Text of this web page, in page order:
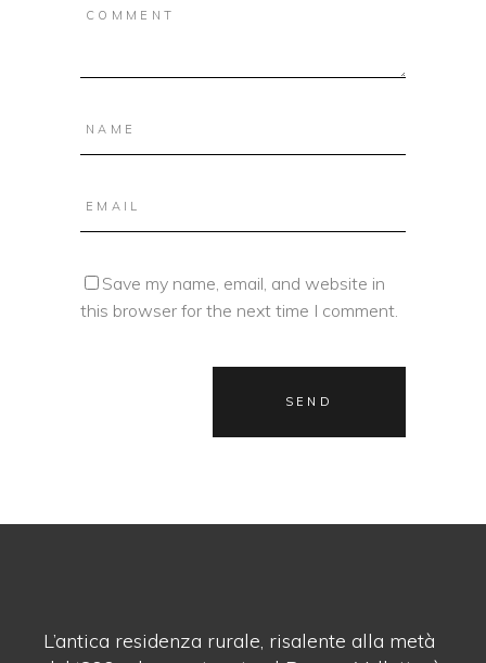
Save my name, email, and website in
this browser for the next time I comment.
L’antica residenza rurale, risalente alla metà